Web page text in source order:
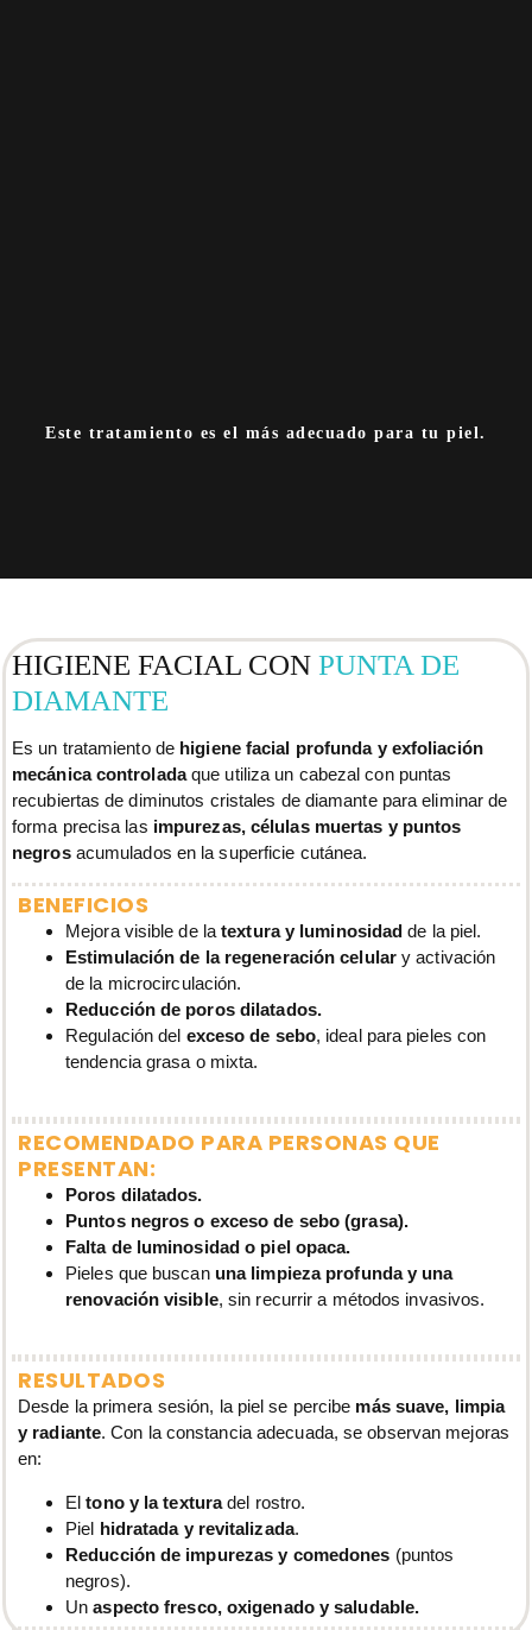
Este tratamiento es el más adecuado para tu piel.
HIGIENE FACIAL CON PUNTA DE
DIAMANTE
Es un tratamiento de higiene facial profunda y exfoliación
mecánica controladaque utiliza un cabezal con puntas
recubiertas de diminutos cristales de diamante para eliminar de
forma precisa las impurezas, células muertas y puntos
negrosacumulados en la superficie cutánea.
BENEFICIOS
Mejora visible de latextura y luminosidad de la piel.
Estimulación de la regeneración celulary activación
de la microcirculación.
Reducción de poros dilatados.
Regulación del exceso de sebo, ideal para pieles con
tendencia grasa o mixta.
RECOMENDADO PARA PERSONAS QUE
PRESENTAN:
Poros dilatados.
Puntos negros o exceso de sebo (grasa).
Falta de luminosidad o piel opaca.
Pieles que buscan una limpieza profunda y una
renovación visible, sin recurrir a métodos invasivos.
RESULTADOS
Desde la primera sesión, la piel se percibe más suave, limpia
y radiante. Con la constancia adecuada, se observan mejoras
en:
Eltono y la texturadel rostro.
Piel hidratada y revitalizada.
Reducción de impurezas y comedones (puntos
negros).
Unaspecto fresco, oxigenado y saludable.